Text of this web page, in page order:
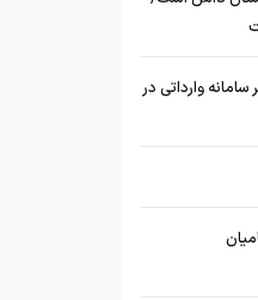
سامانه وارداتی در